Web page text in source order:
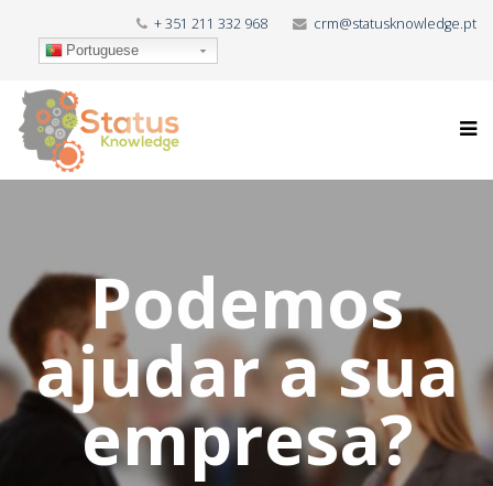
+ 351 211 332 968 crm@statusknowledge.pt
Portuguese
Podemos
ajudar a sua
empresa?